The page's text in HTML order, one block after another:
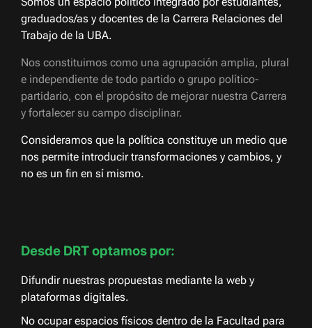
graduados/as y docentes de la Carrera Relaciones del
Trabajo de la UBA.
Nos constituimos como una agrupación amplia, plural
e independiente de todo partido o grupo político-
partidario, con el propósito de mejorar nuestra Carrera
y fortalecer su campo disciplinar.
Consideramos que la política constituye un medio que
nos permite introducir transformaciones y cambios, y
no es un fin en sí mismo.
Desde DRT optamos por:
Difundir nuestras propuestas mediante la web y
plataformas digitales.
No ocupar espacios físicos dentro de la Facultad para